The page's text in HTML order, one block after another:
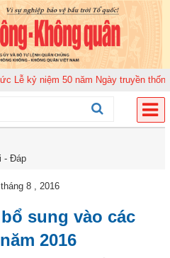
kỷ niệm 50 năm Ngày truyền thống
- Đáp
8 , 2016
sung vào các
2016